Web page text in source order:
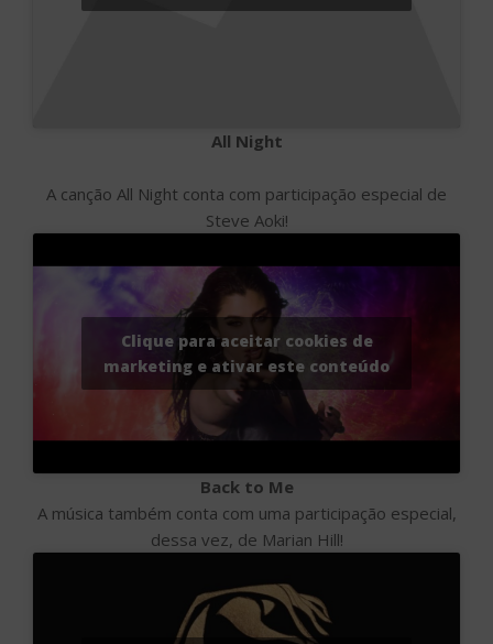
All Night
A canção All Night conta com participação especial de
Steve Aoki!
Clique para aceitar cookies de
marketing e ativar este conteúdo
Back to Me
A música também conta com uma participação especial,
dessa vez, de Marian Hill!